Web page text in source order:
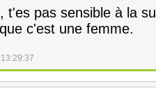
t'es pas sensible à la
c'est une femme.